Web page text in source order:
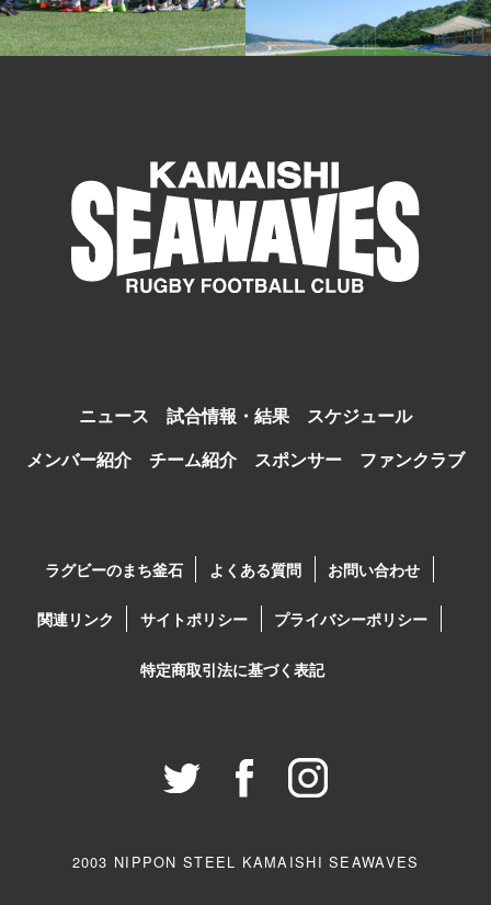
ニュース 試合情報・結果
スケジュール
メンバー紹介
チーム紹介 スポンサー ファンクラブ
ラグビーのまち釜石 よくある質問 お問い合わせ
関連リンク サイトポリシー プライバシーポリシー
特定商取引法に基づく表記
2003 NIPPON STEEL KAMAISHI SEAWAVES